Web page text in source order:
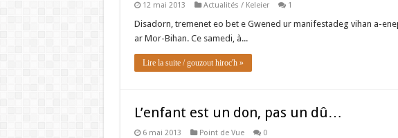
12 mai 2013 Actualités / Keleier 1
Disadorn, tremenet eo bet e Gwened ur manifestadeg vihan a-
ar Mor-Bihan. Ce samedi, à...
Lire la suite / gouzout hiroc'h »
L’enfant est un don, pas un dû…
6 mai 2013 Point de Vue 0